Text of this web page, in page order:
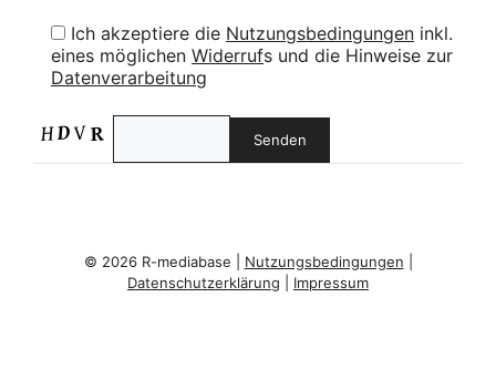
Ich akzeptiere die Nutzungsbedingungen inkl.
eines möglichen Widerrufs und die Hinweise zur
Datenverarbeitung
© 2026 R-mediabase | Nutzungsbedingungen
Datenschutzerklärung
Impressum